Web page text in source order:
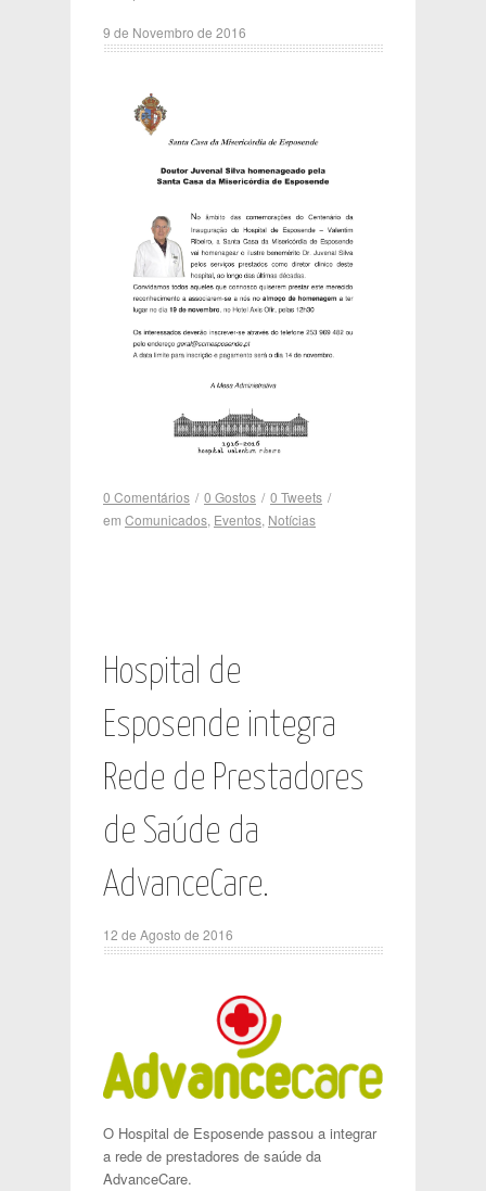
9 de Novembro de 2016
0 Comentários / 0 Gostos / 0 Tweets /
em Comunicados, Eventos, Notícias
Hospital de
Esposende integra
Rede de Prestadores
de Saúde da
AdvanceCare.
12 de Agosto de 2016
O Hospital de Esposende passou a integrar
a rede de prestadores de saúde da
AdvanceCare.